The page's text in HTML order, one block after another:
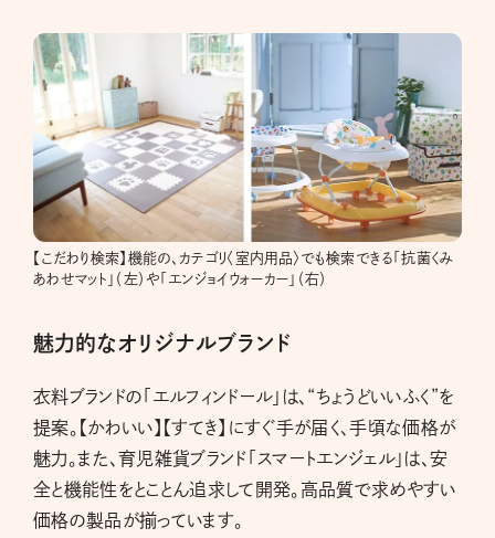
【こだわり検索】機能の、カテゴリ〈室内用品〉でも検索できる「抗菌くみ
あわせマット」（左）や「エンジョイウォーカー」（右）
魅力的なオリジナルブランド
衣料ブランドの「エルフィンドール」は、“ちょうどいいふく”を
提案。【かわいい】【すてき】にすぐ手が届く、手頃な価格が
魅力。また、育児雑貨ブランド「スマートエンジェル」は、安
全と機能性をとことん追求して開発。高品質で求めやすい
価格の製品が揃っています。